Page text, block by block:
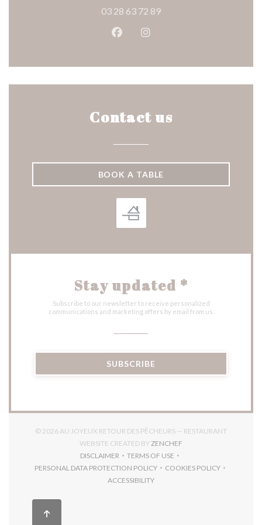
03 28 63 72 89
Facebook ((opens in a new
Instagram ((opens in a
Contact us
BOOK A TABLE
Stay updated *
Subscribe to our newsletter to receive personalized
communications and marketing offers by email from us.
SUBSCRIBE
© 2026 AU JOYEUX RETOUR DES PÊCHEURS — RESTAURANT
WEBSITE CREATED BYZENCHEF
DISCLAIMER
((OPENS IN A NEW WINDOW))
TERMS OF USE
((OPENS IN A NEW WINDOW))
PERSONAL DATA PROTECTION POLICY
((OPENS IN A NEW WINDOW))
COOKIES POLICY
((OPENS IN A NEW
ACCESSIBILITY
((OPENS IN A NEW WINDOW))